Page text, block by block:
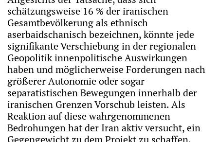
schätzungsweise 16 % der iranischen
Gesamtbevölkerung als ethnisch
aserbaidschanisch bezeichnen, könnte jede
signifikante Verschiebung in der regionalen
Geopolitik innenpolitische Auswirkungen
haben und möglicherweise Forderungen nach
größerer Autonomie oder sogar
separatistischen Bewegungen innerhalb der
iranischen Grenzen Vorschub leisten. Als
Reaktion auf diese wahrgenommenen
Bedrohungen hat der Iran aktiv versucht, ein
Gegengewicht zu dem Projekt zu schaffen,